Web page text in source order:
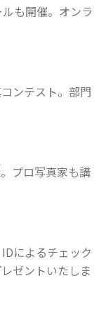
も開催。オンラ
ンテスト。部門
プロ写真家も講
によるチェック
ゼントいたしま